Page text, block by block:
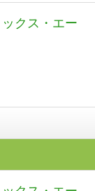
クス・エー